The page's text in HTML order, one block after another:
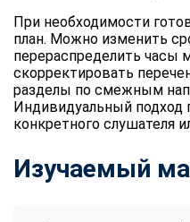
При необходимости
план. Можно изменить
перераспределить часы
скорректировать
разделы по смежным
Индивидуальный подход
конкретного слушателя
Изучаемый